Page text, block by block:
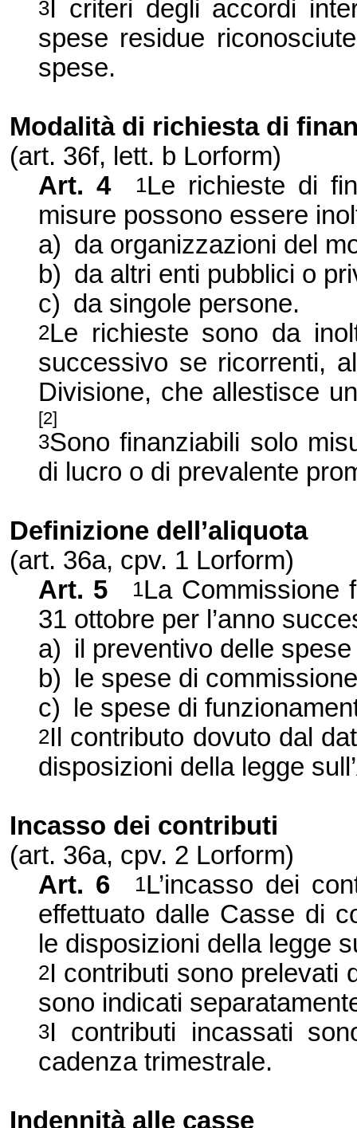
3I criteri degli accordi
spese residue
spese.
Modalità di richiesta di
(art. 36f, lett. b Lorform)
Art. 4
1Le richieste di
misure possono essere
a) da organizzazioni del
b) da altri enti pubblici o
c) da singole persone.
2Le richieste sono da
successivo se ricorrenti,
Divisione, che allestisce
[2]
3Sono finanziabili solo
di lucro o di prevalente
Definizione dell’aliquota
(art. 36a, cpv. 1 Lorform)
Art. 5
1La Commissione
31 ottobre per l’anno
a) il preventivo delle
b)
le spese di
c)
le spese di
2Il contributo dovuto dal
disposizioni della legge
Incasso dei contributi
(art. 36a, cpv. 2 Lorform)
Art. 6
1L’incasso dei
effettuato dalle Casse di
le disposizioni della legge
2I contributi sono prelevati
sono indicati
3I contributi incassati
cadenza trimestrale.
Indennità alle casse